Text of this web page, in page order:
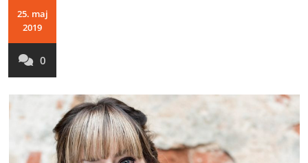
25. maj
2019
0